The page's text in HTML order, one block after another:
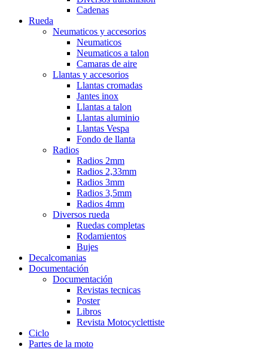
Cadenas
Rueda
Neumaticos y accesorios
Neumaticos
Neumaticos a talon
Camaras de aire
Llantas y accesorios
Llantas cromadas
Jantes inox
Llantas a talon
Llantas aluminio
Llantas Vespa
Fondo de llanta
Radios
Radios 2mm
Radios 2,33mm
Radios 3mm
Radios 3,5mm
Radios 4mm
Diversos rueda
Ruedas completas
Rodamientos
Bujes
Decalcomanias
Documentación
Documentación
Revistas tecnicas
Poster
Libros
Revista Motocyclettiste
Ciclo
Partes de la moto